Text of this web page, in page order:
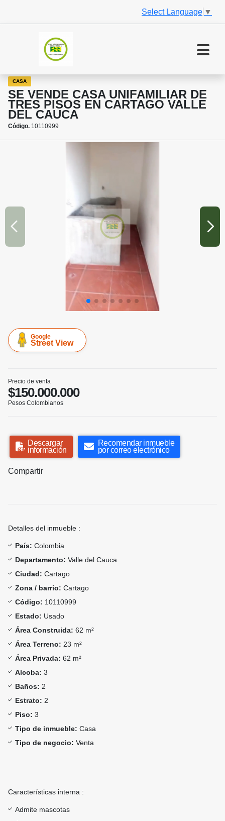
Select Language ▼
CASA
SE VENDE CASA UNIFAMILIAR DE
TRES PISOS EN CARTAGO VALLE
DEL CAUCA
Código. 10110999
Google
Street View
Precio de venta
$150.000.000
Pesos Colombianos
Descargar
información
Recomendar inmueble
por correo electrónico
Compartir
Detalles del inmueble :
País: Colombia
Departamento: Valle del Cauca
Ciudad: Cartago
Zona / barrio: Cartago
Código: 10110999
Estado: Usado
Área Construida: 62 m²
Área Terreno: 23 m²
Área Privada: 62 m²
Alcoba: 3
Baños: 2
Estrato: 2
Piso: 3
Tipo de inmueble: Casa
Tipo de negocio: Venta
Características interna :
Admite mascotas